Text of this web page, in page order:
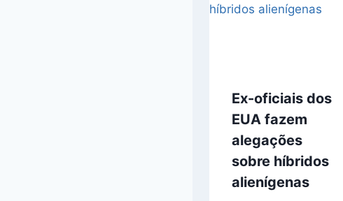
Ex-oficiais dos
EUA fazem
alegações
sobre híbridos
alienígenas